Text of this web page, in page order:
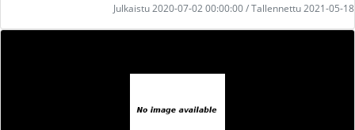
Julkaistu 2020-07-02 00:00:00 / Tallennettu 2021-05-18